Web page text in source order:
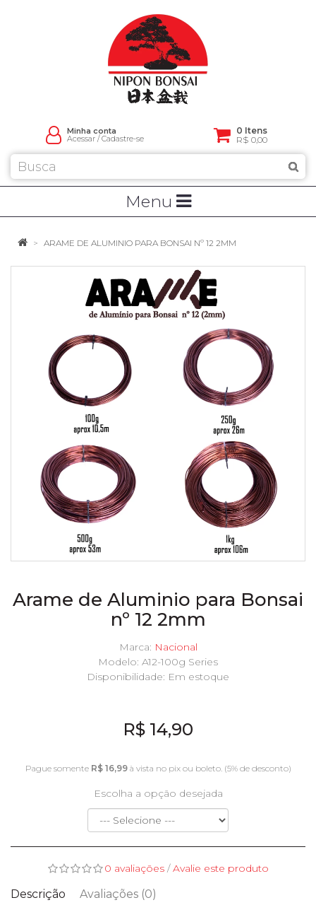
Minha conta
Acessar/Cadastre-se
0 Itens
R$ 0,00
Menu
ARAME DE ALUMINIO PARA BONSAI Nº 12 2MM
Arame de Aluminio para Bonsai
nº 12 2mm
Marca: Nacional
Modelo: A12-100g Series
Disponibilidade: Em estoque
R$ 14,90
Pague somente R$ 16,99à vista no pix ou boleto. (5% de desconto)
Escolha a opção desejada
0 avaliações/Avalie este produto
Descrição Avaliações (0)